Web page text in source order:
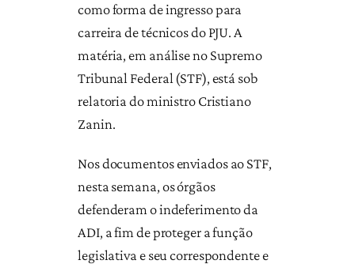
como forma de ingresso para
carreira de técnicos do PJU. A
matéria, em análise no Supremo
Tribunal Federal (STF), está sob
relatoria do ministro Cristiano
Zanin.
Nos documentos enviados ao STF,
nesta semana, os órgãos
defenderam o indeferimento da
ADI, a fim de proteger a função
legislativa e seu correspondente e